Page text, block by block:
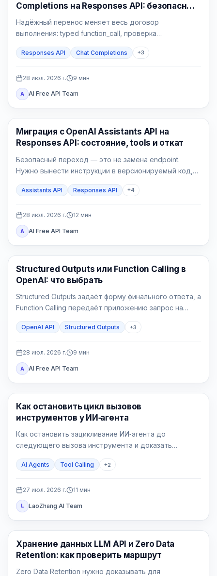
Completions на Responses API: безопасный
Надёжный перенос меняет весь договор
выполнения: typed function_call, проверка
function_call_output с тем же call_id и проверяемый
Responses API Chat Completions +3
28 июл. 2026 г. 9 мин
A AI Free API Team
API Гайды
Миграция с OpenAI Assistants API на
Responses API: состояние, tools и откат
Безопасный переход — это не замена endpoint.
Нужно вынести инструкции в версионируемый код,
цикл tools, проверить File Search и перевести новые
Assistants API Responses API +4
28 июл. 2026 г. 12 мин
A AI Free API Team
API Гайды
Structured Outputs или Function Calling в
OpenAI: что выбрать
Structured Outputs задаёт форму финального ответа, а
Function Calling передаёт приложению запрос на
действие. Выбор определяется не наличием JSON
Schema, а тем, должен ли backend прочитать или
OpenAI API Structured Outputs +3
28 июл. 2026 г. 9 мин
A AI Free API Team
AI API
Как остановить цикл вызовов
инструментов у ИИ‑агента
Как остановить зацикливание ИИ‑агента до
следующего вызова инструмента и доказать
AI Agents Tool Calling +2
27 июл. 2026 г. 11 мин
L LaoZhang AI Team
Руководства по API
Хранение данных LLM API и Zero Data
Retention: как проверить маршрут
Zero Data Retention нужно доказывать для